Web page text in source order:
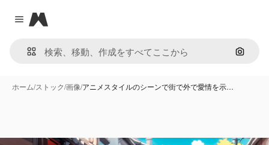
Close menu
Magnific
画像で
ホーム/ストック/画像/アニメスタイルのシーンで街で外で愛情を示…